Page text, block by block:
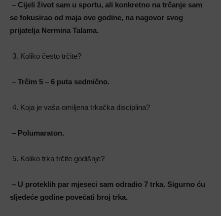
– Cijeli život sam u sportu, ali konkretno na trčanje sam
se fokusirao od maja ove godine, na nagovor svog
prijatelja Nermina Talama.
Koliko često trčite?
– Trčim 5 – 6 puta sedmično.
Koja je vaša omiljena trkačka disciplina?
– Polumaraton.
Koliko trka trčite godišnje?
– U proteklih par mjeseci sam odradio 7 trka. Sigurno ću
sljedeće godine povećati broj trka.